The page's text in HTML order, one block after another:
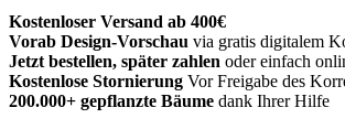
Kostenloser Versand ab 400€
Vorab Design-Vorschau via gratis digitalem
Jetzt bestellen, später zahlen oder einfach
Kostenlose Stornierung Vor Freigabe des
200.000+ gepflanzte Bäume dank Ihrer Hilfe